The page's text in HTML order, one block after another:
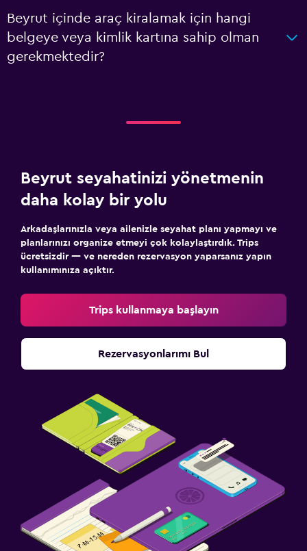
Beyrut içinde araç kiralamak için hangi
belgeye veya kimlik kartına sahip olman
gerekmektedir?
Beyrut seyahatinizi yönetmenin
daha kolay bir yolu
Arkadaşlarınızla veya ailenizle seyahat planı yapmayı ve
planlarınızı organize etmeyi çok kolaylaştırdık. Trips
ücretsizdir — ve nereden rezervasyon yaparsanız yapın
kullanımınıza açıktır.
Trips kullanmaya başlayın
Rezervasyonlarımı Bul